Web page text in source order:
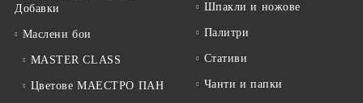
Добавки
Маслени бои
MASTER CLASS
Цветове МАЕСТРО ПАН
Шпакли и ножове
Палитри
Стативи
Чанти и папки